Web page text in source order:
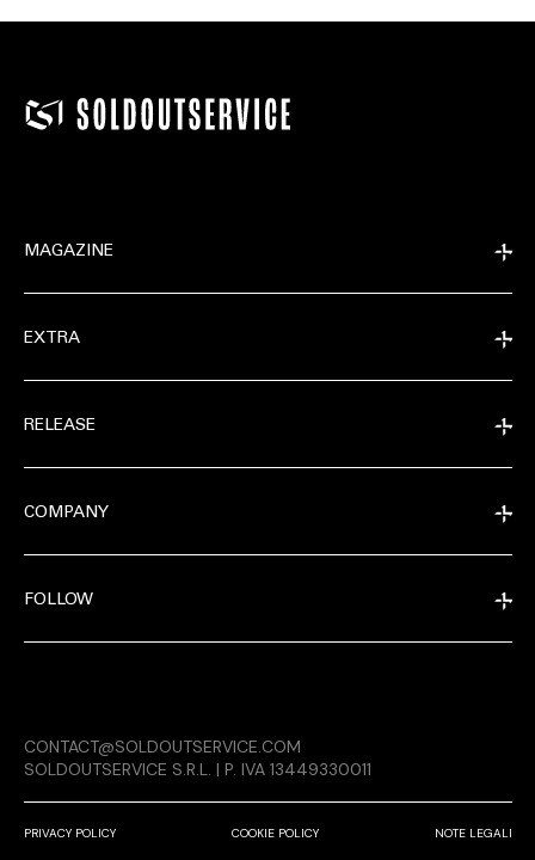
RELEASE
MAGAZINE
EXTRA
RELEASE
COMPANY
FOLLOW
PRIVACY POLICY COOKIE POLICY NOTE LEGALI
CONTACT@SOLDOUTSERVICE.COM
SOLDOUTSERVICE S.R.L. | P. IVA 13449330011